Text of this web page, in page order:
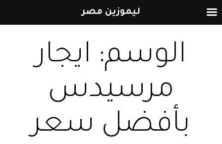
إلى
المحتوىالوسم: ايجار
مرسيدس
بأفضل سعر
ليموزين مصر